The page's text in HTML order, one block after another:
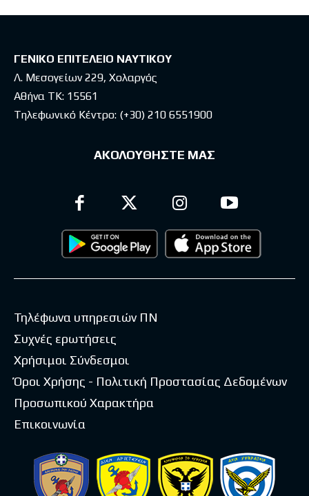
ΓΕΝΙΚΟ ΕΠΙΤΕΛΕΙΟ ΝΑΥΤΙΚΟΥ
Λ. Μεσογείων 229, Χολαργός
Αθήνα ΤΚ: 15561
Τηλεφωνικό Κέντρο: (+30) 210 6551900
ΑΚΟΛΟΥΘΗΣΤΕ ΜΑΣ
Τηλέφωνα υπηρεσιών ΠΝ
Συχνές ερωτήσεις
Χρήσιμοι Σύνδεσμοι
Όροι Χρήσης - Πολιτική Προστασίας Δεδομένων
Προσωπικού Χαρακτήρα
Επικοινωνία